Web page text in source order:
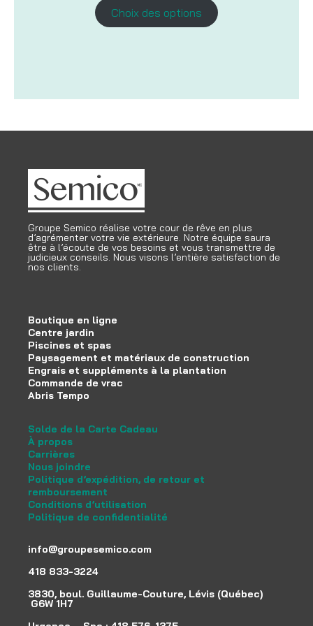
prix :
21,24$
à
Choix des options
Groupe Semico réalise votre cour de rêve en plus
d’agrémenter votre vie extérieure. Notre équipe saura
être à l’écoute de vos besoins et vous transmettre de
judicieux conseils. Nous visons l’entière satisfaction de
nos clients.
Boutique en ligne
Centre jardin
Piscines et spas
Paysagement et matériaux de construction
Engrais et suppléments à la plantation
Commande de vrac
Abris Tempo
Solde de la Carte Cadeau
À propos
Carrières
Nous joindre
Politique d’expédition, de retour et
remboursement
Conditions d’utilisation
Politique de confidentialité
info@groupesemico.com
418 833-3224
3830, boul. Guillaume-Couture, Lévis (Québec)
G6W 1H7